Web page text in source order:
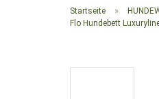
Startseite »
Flo Hundebett